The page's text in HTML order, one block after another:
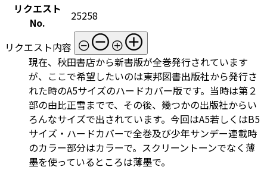
リクエスト
No.
25258
リクエスト内容
現在、秋田書店から新書版が全巻発行されています
が、ここで希望したいのは東邦図書出版社から発行さ
れた時のA5サイズのハードカバー版です。当時は第２
部の由比正雪までで、その後、幾つかの出版社からい
ろんなサイズで出されています。今回はA5若しくはB5
サイズ・ハードカバーで全巻及び少年サンデー連載時
のカラー部分はカラーで。スクリーントーンでなく薄
墨を使っているところは薄墨で。